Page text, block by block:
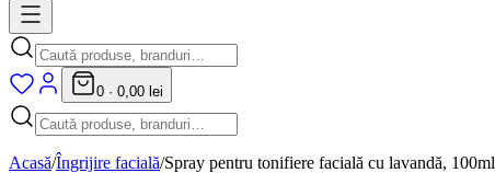
0 · 0,00 lei
Acasă/Îngrijire facială/Spray pentru tonifiere facială cu lavandă, 100ml